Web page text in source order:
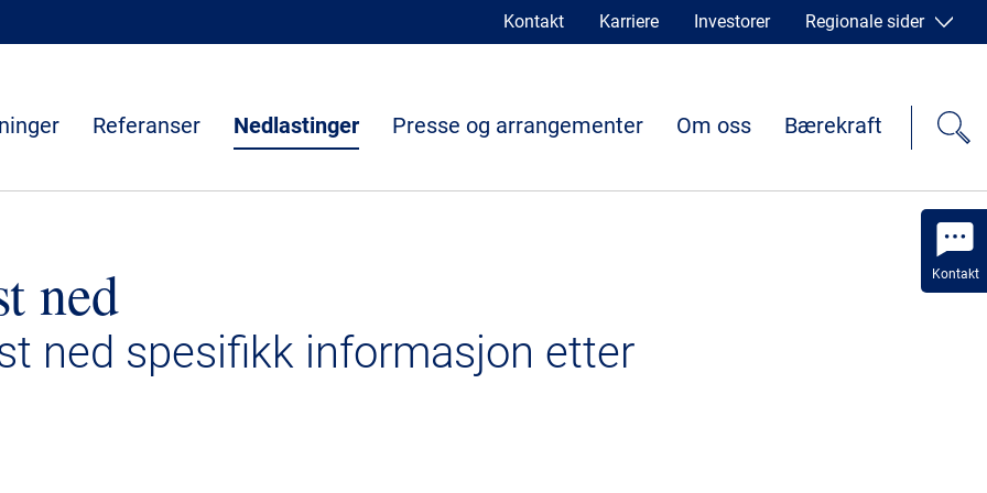
Kontakt
Kontakt Karriere Investorer Regionale sider
Referanser Nedlastinger Presse og arrangementer Om oss Bærekraft
ned
ned spesifikk informasjon etter